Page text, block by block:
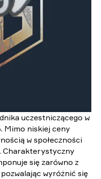
uczestniczącego w
Mimo niskiej ceny
w społeczności
Charakterystyczny
się zarówno z
wyróżnić się